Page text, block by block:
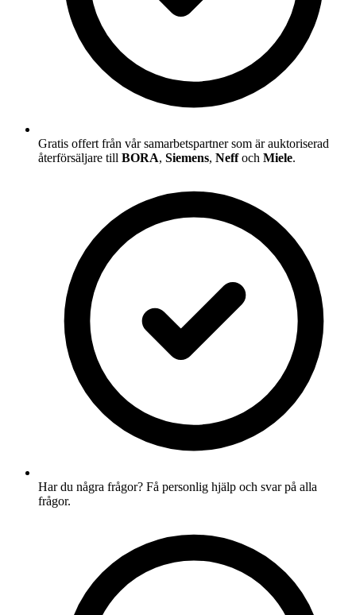
Gratis offert från vår samarbetspartner som är auktoriserad
återförsäljare till BORA, Siemens, Neffoch Miele.
Har du några frågor? Få personlig hjälp och svar på alla
frågor.